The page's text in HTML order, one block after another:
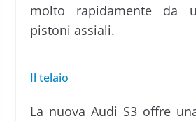
molto rapidamente da
pistoni assiali.
Il telaio
La nuova Audi S3 offre